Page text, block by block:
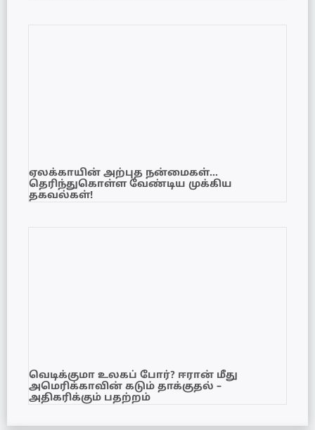
ஏலக்காயின் அற்புத நன்மைகள்…
தெரிந்துகொள்ள வேண்டிய முக்கிய
தகவல்கள்!
வெடிக்குமா உலகப் போர்? ஈரான் மீது
அமெரிக்காவின் கடும் தாக்குதல் –
அதிகரிக்கும் பதற்றம்